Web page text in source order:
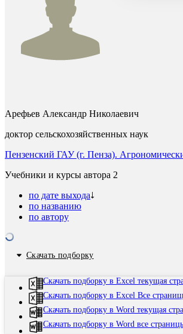
Арефьев Александр Николаевич
доктор сельскохозяйственных наук
Пензенский ГАУ (г. Пенза).
Учебники и курсы автора 2
по дате выхода
по названию
по автору
Скачать подборку
Скачать подборку в Excel текущая
Скачать подборку в Excel Все
Скачать подборку в Word текущая
Скачать подборку в Word все